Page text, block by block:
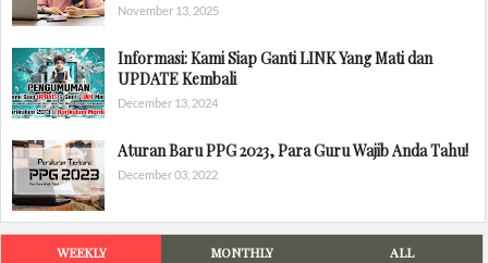
November 13, 2025
Informasi: Kami Siap Ganti LINK Yang Mati dan
UPDATE Kembali
December 13, 2024
Aturan Baru PPG 2023, Para Guru Wajib Anda Tahu!
December 03, 2022
WEEKLY MONTHLY ALL